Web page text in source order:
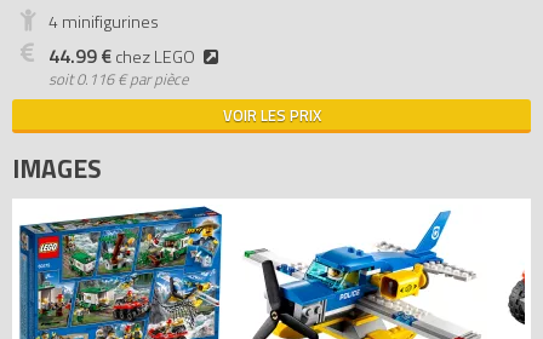
4 minifigurines
44.99 €chez LEGO
soit0.116 € par pièce
VOIR LES PRIX
IMAGES